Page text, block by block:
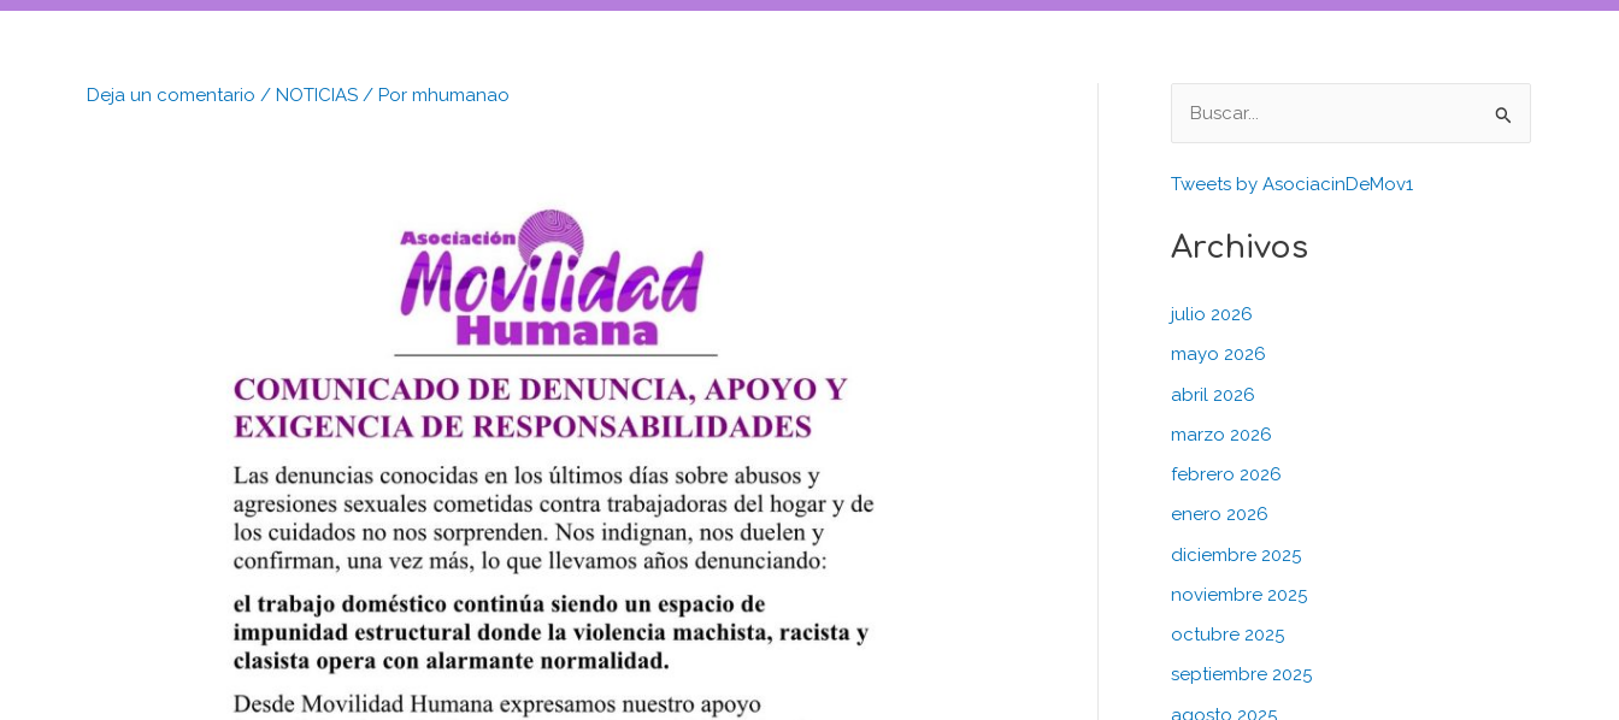
Deja un comentario / NOTICIAS / Por mhumanao
s
a
r
:
Tweets by AsociacinDeMov1
Archivos
julio 2026
mayo 2026
abril 2026
marzo 2026
febrero 2026
enero 2026
diciembre 2025
noviembre 2025
octubre 2025
septiembre 2025
agosto 2025